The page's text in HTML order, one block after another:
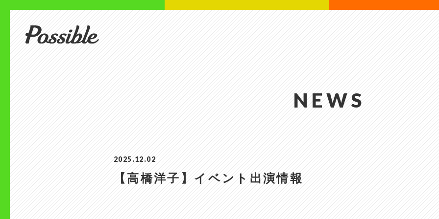
NEWS
2025.12.02
【高橋洋子】イベント出演情報